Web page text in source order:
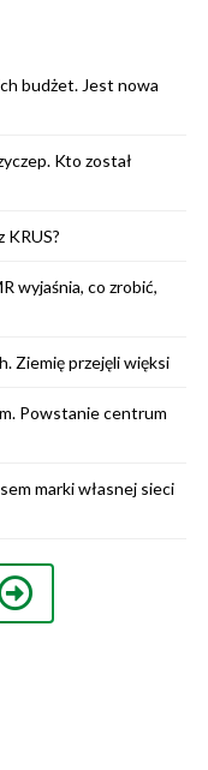
budżet. Jest nowa
Kto został
KRUS?
wyjaśnia, co zrobić,
Ziemię przejęli więksi
Powstanie centrum
marki własnej sieci